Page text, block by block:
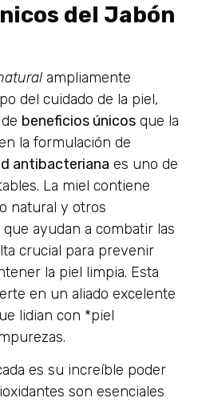
del Jabón
ampliamente
del cuidado de la piel,
beneficios únicos que la
la formulación de
antibacteriana es uno de
La miel contiene
natural y otros
ayudan a combatir las
crucial para prevenir
la piel limpia. Esta
en un aliado excelente
lidian con *piel
es su increíble poder
son esenciales